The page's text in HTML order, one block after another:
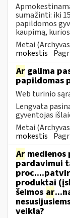
sumažinti: iki
papildomos
kaupimą,
Metai
mokestis
Ar galima
papildomas
Web turinio
Lengvata
gyventojas
Metai
mokestis
Ar
pardavimui
produktai
šeimos ar
veikla?